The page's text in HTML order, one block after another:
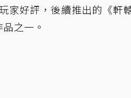
家好評，後續推出的《軒
之一。